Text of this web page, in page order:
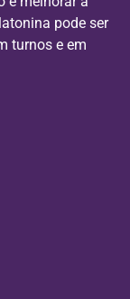
pode ser
turnos e em